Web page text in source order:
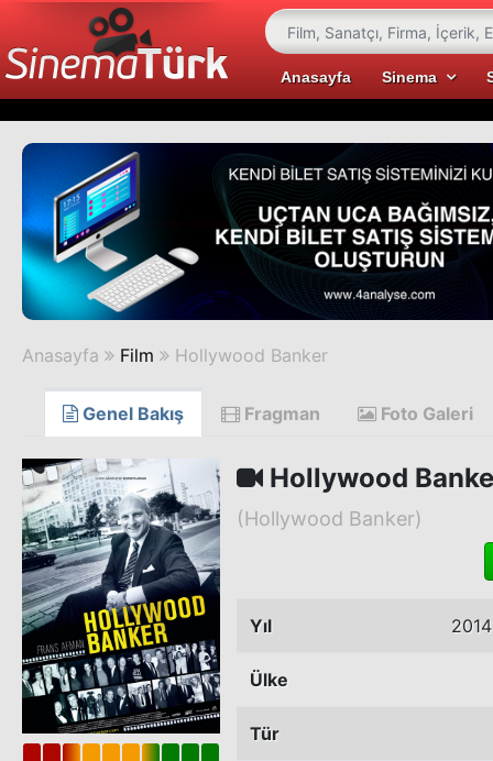
Anasayfa Sinema
Anasayfa Film Hollywood Banker
Genel Bakış Fragman Foto Galeri
Hollywood
(Hollywood Banker)
Yıl 2014
Ülke
Tür